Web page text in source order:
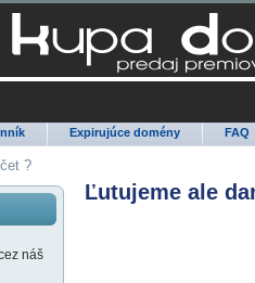
Expirujúce domény FAQ
?
náš
Ľutujeme ale